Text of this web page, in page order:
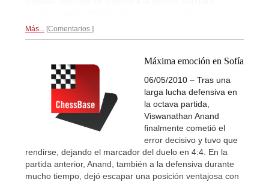
Más... Comentarios
Máxima emoción en Sofía
06/05/2010 – Tras una
larga lucha defensiva en
la octava partida,
Viswanathan Anand
finalmente cometió el
error decisivo y tuvo que
rendirse, dejando el marcador del duelo en 4:4. En la
partida anterior, Anand, también a la defensiva durante
mucho tiempo, dejó escapar una posición ventajosa con